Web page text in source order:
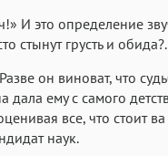
И это определение
стынут грусть и
он виноват, что
дала ему с самого
все, что стоит
наук.